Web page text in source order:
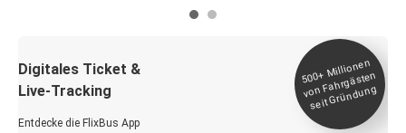
Digitales Ticket &
Live-Tracking
Entdecke die FlixBus App
500+
Millionen
von Fahrgästen
seit
Gründung